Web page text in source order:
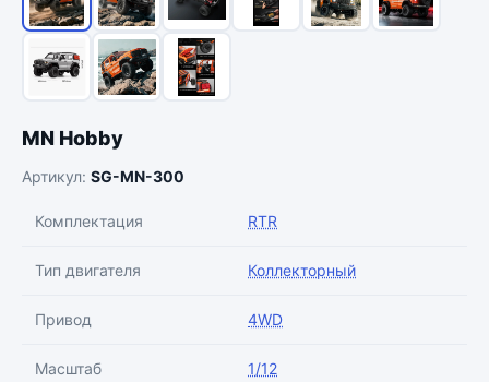
MN Hobby
Артикул: SG-MN-300
Комплектация RTR
Тип двигателя Коллекторный
Привод 4WD
Масштаб 1/12